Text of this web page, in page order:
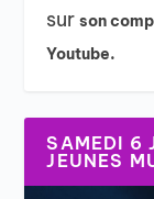
surson
Youtube.
SAMEDI 6
JEUNES